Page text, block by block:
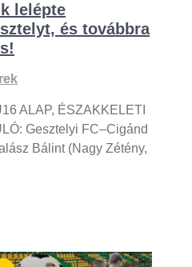
lelépte
és továbbra
ALAP, ÉSZAKKELETI
Gesztelyi FC–Cigánd
Bálint (Nagy Zétény,